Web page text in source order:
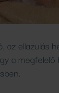
az ellazulás
a megfelelő